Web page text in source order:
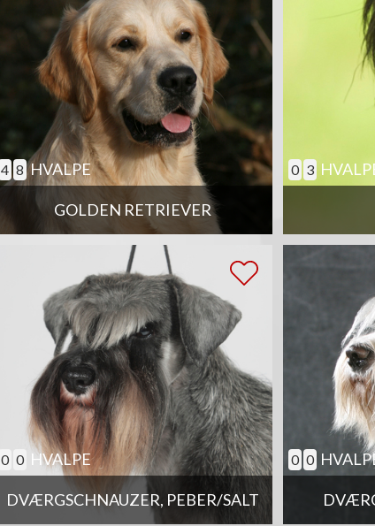
GOLDEN RETRIEVER
4 8 HVALPE 0 3
DVÆRGSCHNAUZER, PEBER/SALT
0 0 HVALPE 0 0